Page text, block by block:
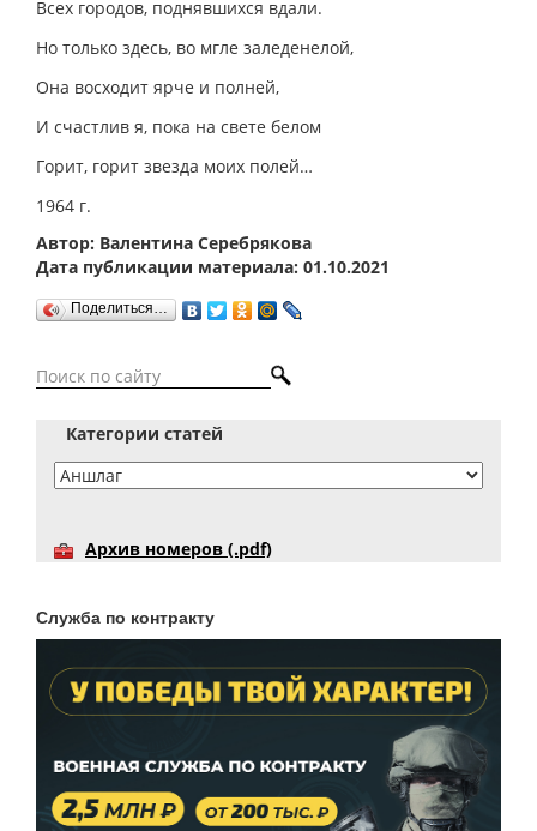
Всех городов, поднявшихся вдали.
Но только здесь, во мгле заледенелой,
Она восходит ярче и полней,
И счастлив я, пока на свете белом
Горит, горит звезда моих полей…
1964 г.
Автор: Валентина Серебрякова
Дата публикации материала: 01.10.2021
Поделиться…
Категории статей
Архив номеров (.pdf)
Служба по контракту